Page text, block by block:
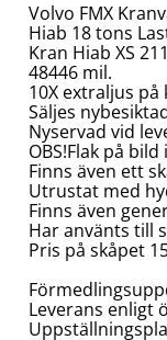
Volvo FMX
Hiab 18 tons
Kran Hiab XS
48446 mil.
10X extraljus
Säljes
Nyservad vid
OBS!Flak på bild
Finns även ett
Utrustat med
Finns även
Har använts till
Pris på skåpet
Leverans enligt